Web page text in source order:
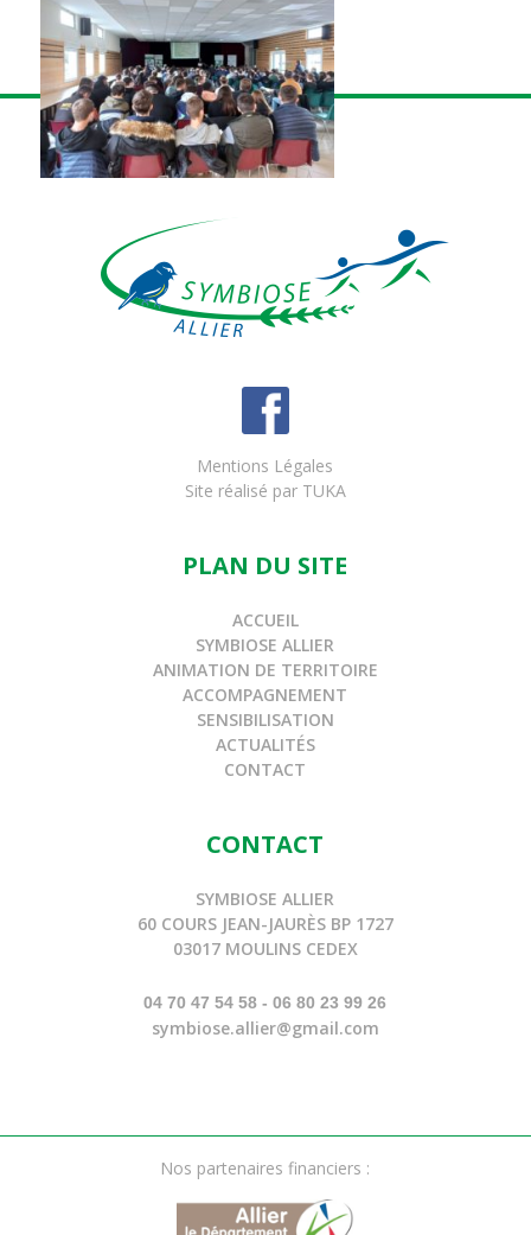
Mentions Légales
Site réalisé par TUKA
PLAN DU SITE
ACCUEIL
SYMBIOSE ALLIER
ANIMATION DE TERRITOIRE
ACCOMPAGNEMENT
SENSIBILISATION
ACTUALITÉS
CONTACT
CONTACT
SYMBIOSE ALLIER
60 COURS JEAN-JAURÈS BP 1727
03017 MOULINS CEDEX
04 70 47 54 58 - 06 80 23 99 26
symbiose.allier@gmail.com
Nos partenaires financiers :